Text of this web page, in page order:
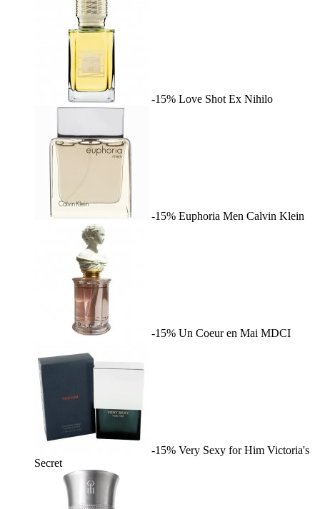
-15% Love Shot Ex Nihilo
-15% Euphoria Men Calvin Klein
-15% Un Coeur en Mai MDCI
-15% Very Sexy for Him Victoria's
Secret